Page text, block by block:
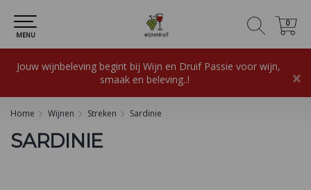
0
0
MENU
Jouw wijnbeleving begint bij Wijn en Druif Passie voor wijn,
smaak en beleving..!
×
Home Wijnen Streken Sardinie
SARDINIE